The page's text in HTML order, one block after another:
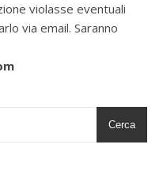
violasse eventuali
via email. Saranno
Cerca